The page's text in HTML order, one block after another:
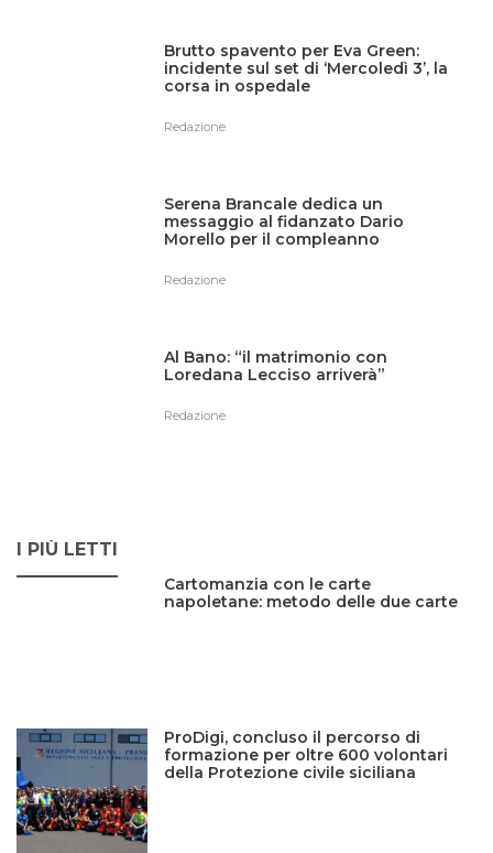
Brutto spavento per Eva Green:
incidente sul set di ‘Mercoledì 3’, la
corsa in ospedale
Redazione
Serena Brancale dedica un
messaggio al fidanzato Dario
Morello per il compleanno
Redazione
Al Bano: “il matrimonio con
Loredana Lecciso arriverà”
Redazione
I PIÙ LETTI
Cartomanzia con le carte
napoletane: metodo delle due carte
ProDigi, concluso il percorso di
formazione per oltre 600 volontari
della Protezione civile siciliana